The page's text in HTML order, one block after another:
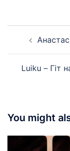
navigation
Luiku – Гіт
You might